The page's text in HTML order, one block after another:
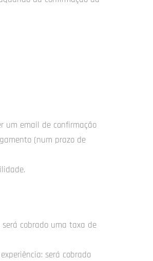
um email de confirmação
(num prazo de
cobrado uma taxa de
será cobrado